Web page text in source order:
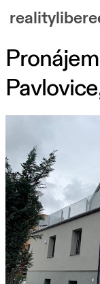
nabízené
o nás
kontakt